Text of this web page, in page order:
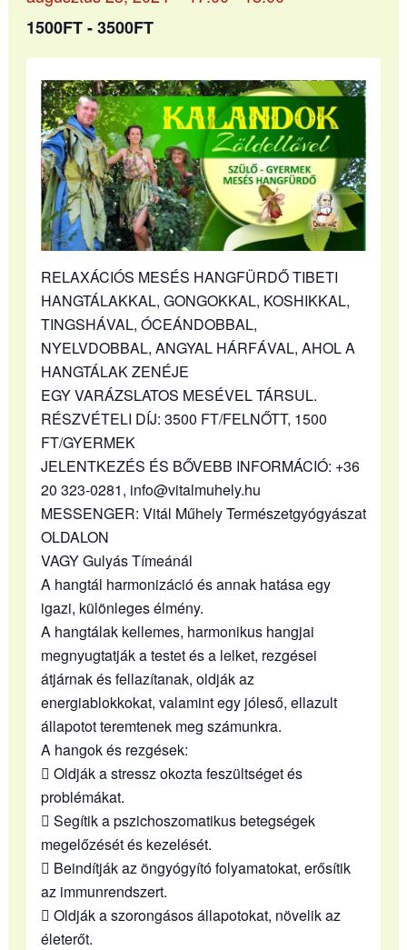
1500FT - 3500FT
RELAXÁCIÓS MESÉS HANGFÜRDŐ TIBETI
HANGTÁLAKKAL, GONGOKKAL, KOSHIKKAL,
TINGSHÁVAL, ÓCEÁNDOBBAL,
NYELVDOBBAL, ANGYAL HÁRFÁVAL, AHOL A
HANGTÁLAK ZENÉJE
EGY VARÁZSLATOS MESÉVEL TÁRSUL.
RÉSZVÉTELI DÍJ: 3500 FT/FELNŐTT, 1500
FT/GYERMEK
JELENTKEZÉS ÉS BŐVEBB INFORMÁCIÓ: +36
20 323-0281, info@vitalmuhely.hu
MESSENGER: Vitál Műhely Természetgyógyászat
OLDALON
VAGY Gulyás Tímeánál
A hangtál harmonizáció és annak hatása egy
igazi, különleges élmény.
A hangtálak kellemes, harmonikus hangjai
megnyugtatják a testet és a lelket, rezgései
átjárnak és fellazítanak, oldják az
energiablokkokat, valamint egy jóleső, ellazult
állapotot teremtenek meg számunkra.
A hangok és rezgések:
 Oldják a stressz okozta feszültséget és
problémákat.
 Segítik a pszichoszomatikus betegségek
megelőzését és kezelését.
 Beindítják az öngyógyító folyamatokat, erősítik
az immunrendszert.
 Oldják a szorongásos állapotokat, növelik az
életerőt.